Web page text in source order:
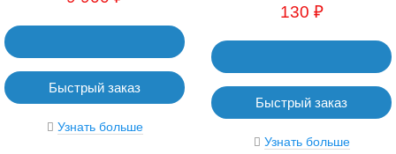
Быстрый заказ
Узнать больше
130 ₽
Быстрый заказ
Узнать больше